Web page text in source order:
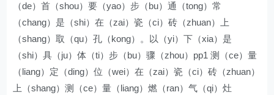
（de）首（shou）要（yao）步（bu）通（tong）常
（chang）是（shi）在（zai）瓷（ci）砖（zhuan）上
（shang）取（qu）孔（kong）。以（yi）下（xia）是
（shi）具（ju）体（ti）步（bu）骤（zhou）pp1 测（ce）量
（liang）定（ding）位（wei）在（zai）瓷（ci）砖（zhuan）
上（shang）测（ce）量（liang）燃（ran）气（qi）灶